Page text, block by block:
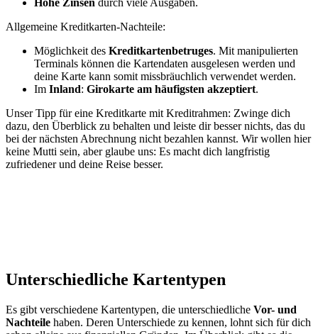
Hohe Zinsen durch viele Ausgaben.
Allgemeine Kreditkarten-Nachteile:
Möglichkeit des Kreditkartenbetruges. Mit manipulierten
Terminals können die Kartendaten ausgelesen werden und
deine Karte kann somit missbräuchlich verwendet werden.
Im Inland: Girokarte am häufigsten akzeptiert.
Unser Tipp für eine Kreditkarte mit Kreditrahmen: Zwinge dich
dazu, den Überblick zu behalten und leiste dir besser nichts, das du
bei der nächsten Abrechnung nicht bezahlen kannst. Wir wollen hier
keine Mutti sein, aber glaube uns: Es macht dich langfristig
zufriedener und deine Reise besser.
Unterschiedliche Kartentypen
Es gibt verschiedene Kartentypen, die unterschiedliche Vor- und
Nachteile haben. Deren Unterschiede zu kennen, lohnt sich für dich